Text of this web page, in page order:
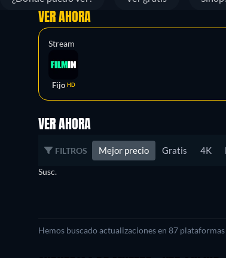
VER AHORA
Stream
Fijo HD
VER AHORA
FILTROS Mejor precio Gratis 4K
Susc.
Hemos buscado actualizaciones en 87